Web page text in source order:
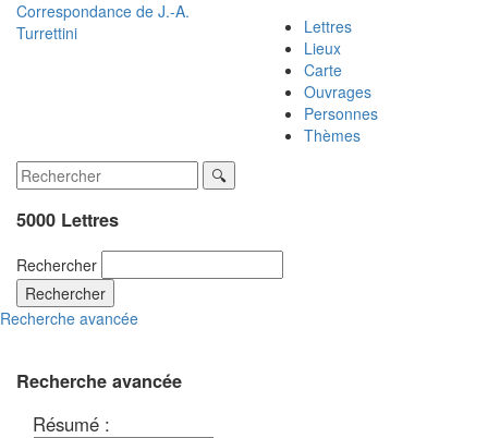
Correspondance de J.-A.
Turrettini
Lettres
Lieux
Carte
Ouvrages
Personnes
Thèmes
5000 Lettres
Rechercher
Rechercher
Recherche avancée
Recherche avancée
Résumé :